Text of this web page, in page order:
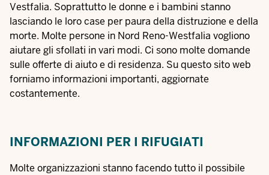
Vestfalia. Soprattutto le donne e i bambini stanno
lasciando le loro case per paura della distruzione e della
morte. Molte persone in Nord Reno-Westfalia vogliono
aiutare gli sfollati in vari modi. Ci sono molte domande
sulle offerte di aiuto e di residenza. Su questo sito web
forniamo informazioni importanti, aggiornate
costantemente.
INFORMAZIONI PER I RIFUGIATI
Molte organizzazioni stanno facendo tutto il possibile